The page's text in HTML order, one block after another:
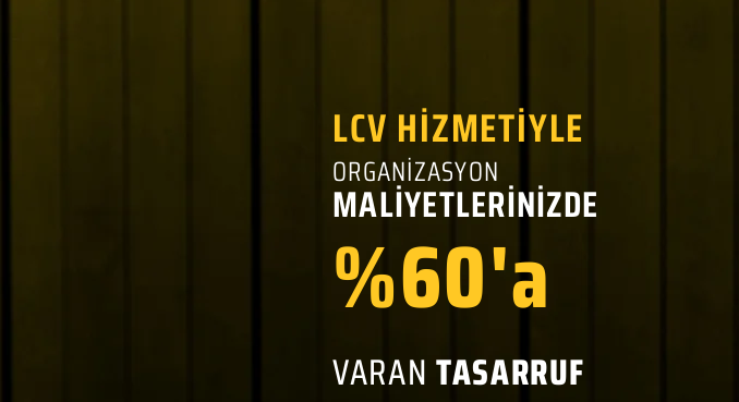
LCV HİZMETİYLE
ORGANİZASYON
MALİYETLERİNİZDE
%60'a
VARANTASARRUF